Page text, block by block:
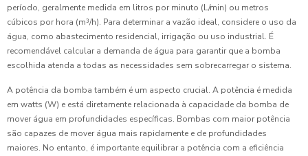
período, geralmente medida em litros por minuto (L/min) ou metros
cúbicos por hora (m³/h). Para determinar a vazão ideal, considere o uso da
água, como abastecimento residencial, irrigação ou uso industrial. É
recomendável calcular a demanda de água para garantir que a bomba
escolhida atenda a todas as necessidades sem sobrecarregar o sistema.
A potência da bomba também é um aspecto crucial. A potência é medida
em watts (W) e está diretamente relacionada à capacidade da bomba de
mover água em profundidades específicas. Bombas com maior potência
são capazes de mover água mais rapidamente e de profundidades
maiores. No entanto, é importante equilibrar a potência com a eficiência